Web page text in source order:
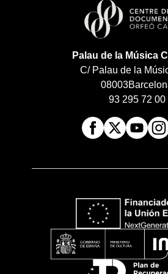
Palau de la Música
C/ Palau de la
08003
93 295 72 00